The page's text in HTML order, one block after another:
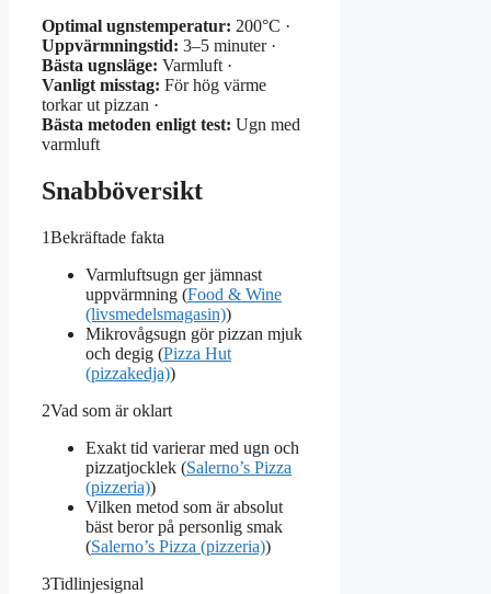
Optimal ugnstemperatur: 200°C ·
Uppvärmningstid: 3–5 minuter ·
Bästa ugnsläge: Varmluft ·
Vanligt misstag: För hög värme
torkar ut pizzan ·
Bästa metoden enligt test: Ugn med
varmluft
Snabböversikt
1Bekräftade fakta
Varmluftsugn ger jämnast
uppvärmning (Food & Wine
(livsmedelsmagasin))
Mikrovågsugn gör pizzan mjuk
och degig (Pizza Hut
(pizzakedja))
2Vad som är oklart
Exakt tid varierar med ugn och
pizzatjocklek (Salerno’s Pizza
(pizzeria))
Vilken metod som är absolut
bäst beror på personlig smak
(Salerno’s Pizza (pizzeria))
3Tidlinjesignal